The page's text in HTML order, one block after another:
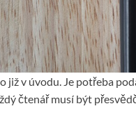
již v úvodu. Je potřeba
čtenář musí být